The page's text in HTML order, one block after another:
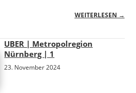
WEITERLESEN →
UBER | Metropolregion
Nürnberg | 1
23. November 2024